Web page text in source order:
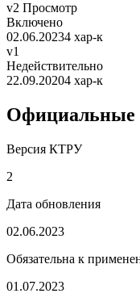
v2 Просмотр
Включено
02.06.20234 хар-к
v1
Недействительно
22.09.20204 хар-к
Версия КТРУ
2
Дата обновления
02.06.2023
Обязательна к
01.07.2023